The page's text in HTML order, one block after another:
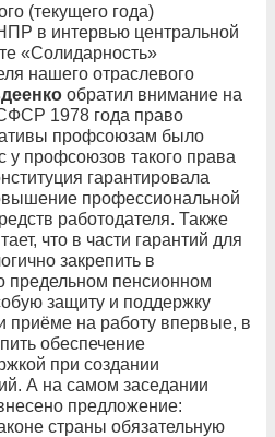
(текущего года)
в интервью центральной
«Солидарность»
нашего отраслевого
обратил внимание на
1978 года право
профсоюзам было
у профсоюзов такого права
гарантировала
профессиональной
работодателя. Также
что в части гарантий для
закрепить в
предельном пенсионном
защиту и поддержку
приёме на работу впервые, в
обеспечение
при создании
А на самом заседании
предложение:
страны обязательную